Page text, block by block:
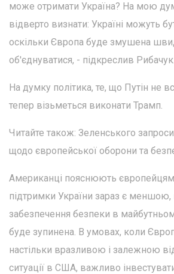
може отримати Україна? На мою
відверто визнати: Україні можуть
оскільки Європа буде змушена
об'єднуватися, - підкреслив Рибачук.
На думку політика, те, що Путін не
тепер візьметься виконати Трамп.
Читайте також: Зеленського
щодо європейської оборони та
Американці пояснюють
підтримки України зараз є меншою,
забезпечення безпеки в
буде зупинена. В умовах, коли
настільки вразливою і залежною
ситуації в США, важливо